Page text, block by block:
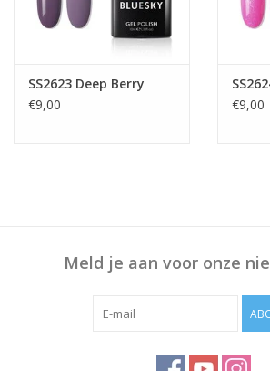
SS2623 Deep Berry
€9,00
€9,00
Meld je aan voor onze